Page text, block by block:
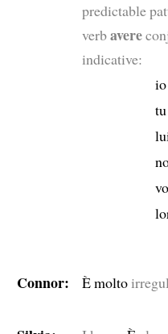
predictable
verbavere
indicative:
io
tu
Connor: È molto